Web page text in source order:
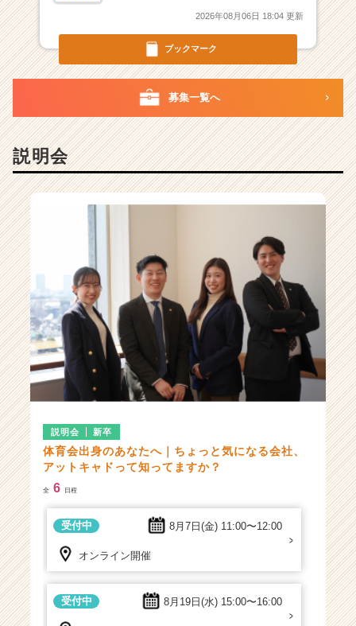
ブックマーク
2026年08月06日 18:04 更新
募集一覧へ
説明会
説明会 新卒
体育会出身のあなたへ｜ちょっと気になる会社、
アットキャドって知ってますか？
全 6 日程
8月7日(金) 11:00〜12:00
受付中
オンライン開催
8月19日(水) 15:00〜16:00
受付中